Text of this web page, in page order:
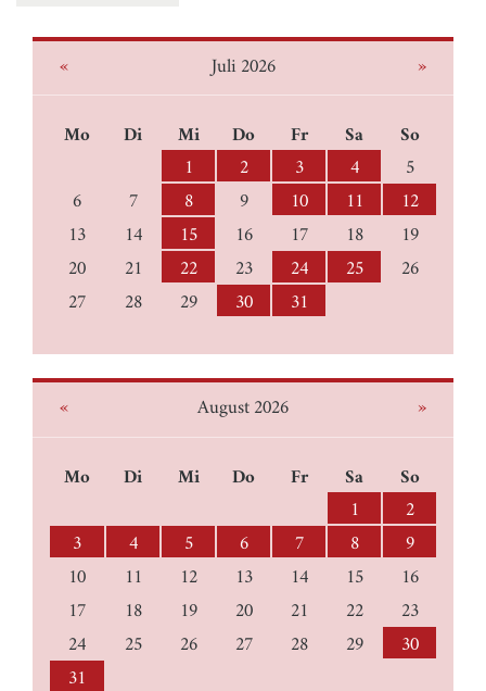
« Juli 2026 »
Mo Di Mi Do Fr Sa
So
1
2 3 4 5
6 7 8 9 10 11 12
13 14 15 16 17 18 19
20 21 22 23 24 25 26
27 28 29 30 31
« August 2026 »
Mo Di Mi Do Fr Sa
So
1
2
3 4 5 6 7 8 9
10 11 12 13 14 15 16
17 18 19 20 21 22 23
24 25 26 27 28 29 30
31